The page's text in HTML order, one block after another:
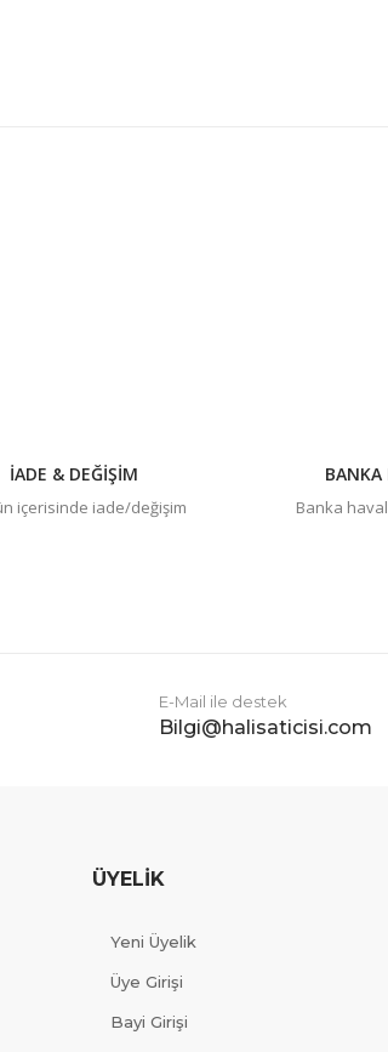
İADE & DEĞİŞİM
içerisinde iade/değişim
BANKA
Banka
E-Mail ile destek
Bilgi@halisaticisi.com
ÜYELİK
Yeni Üyelik
Üye Girişi
Bayi Girişi